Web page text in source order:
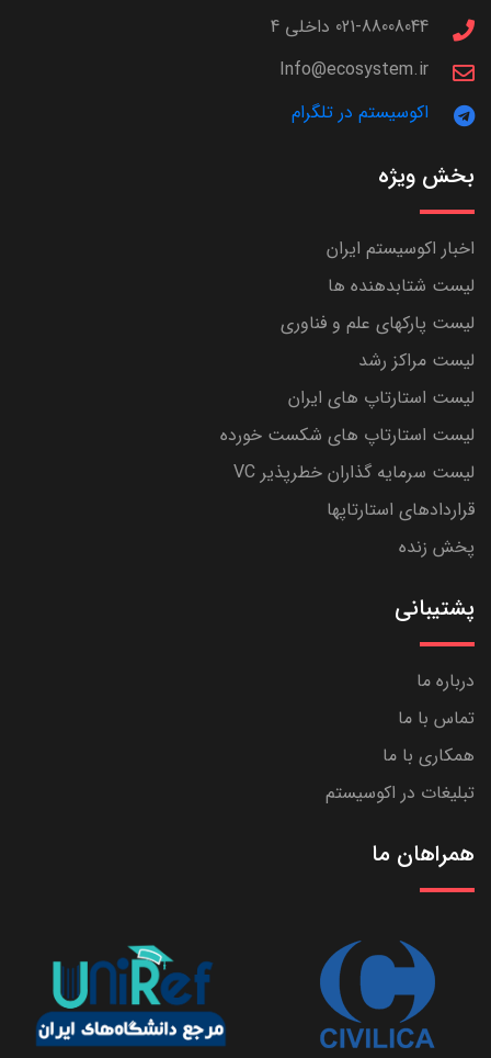
021-88008044 داخلی 4
Info@ecosystem.ir
اکوسیستم در تلگرام
بخش ویژه
اخبار اکوسیستم ایران
لیست شتابدهنده ها
لیست پارکهای علم و فناوری
لیست مراکز رشد
لیست استارتاپ های ایران
لیست استارتاپ های شکست خورده
لیست سرمایه گذاران خطرپذیر VC
قراردادهای استارتاپها
پخش زنده
پشتیبانی
درباره ما
تماس با ما
همکاری با ما
تبلیغات در اکوسیستم
همراهان ما